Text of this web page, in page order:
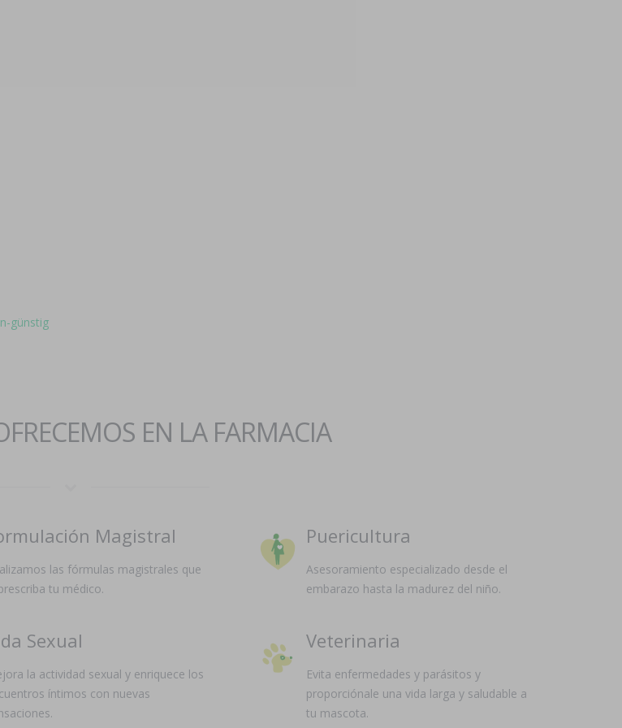
günstig
EN LA FARMACIA
Magistral
las fórmulas magistrales que
tu médico.
Puericultura
Asesoramiento especializado desde el
embarazo hasta la madurez del niño.
Sexual
la actividad sexual y enriquece los
íntimos con nuevas
Veterinaria
Evita enfermedades y parásitos y
proporciónale una vida larga y saludable a
tu mascota.